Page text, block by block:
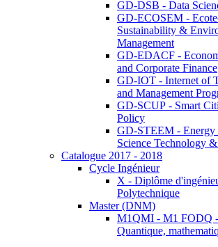
GD-DSB - Data
GD-ECOSEM -
Sustainability &
Management
GD-EDACF -
and Corporate Finance
GD-IOT - Internet of
and Management
GD-SCUP - Smart
Policy
GD-STEEM - Energy
Science Technology
Catalogue 2017 - 2018
Cycle Ingénieur
X - Diplôme
Polytechnique
Master (DNM)
M1QMI - M1 FODQ
Quantique,